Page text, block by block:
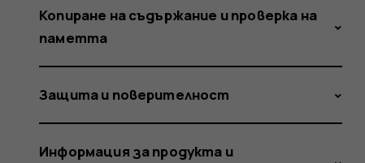
Копиране на съдържание и проверка на
паметта
Защита и поверителност
Информация за продукта и